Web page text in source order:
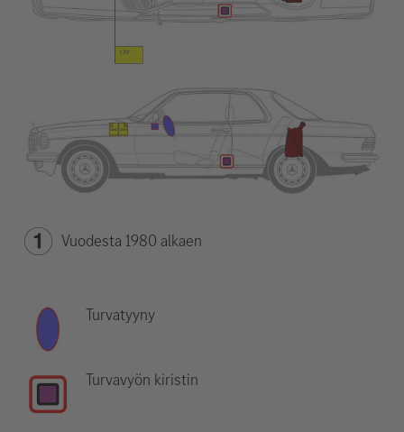
Vuodesta 1980 alkaen
Turvatyyny
Turvavyön kiristin